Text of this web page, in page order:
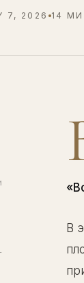
7, 2026 14
В